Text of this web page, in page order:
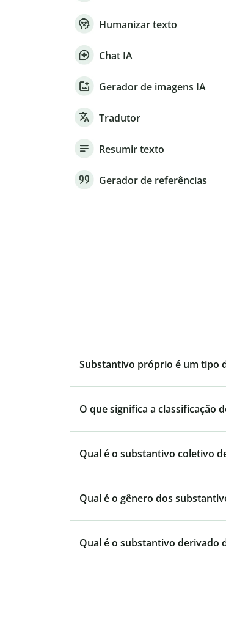
Humanizar texto
Chat IA
Gerador de imagens IA
Tradutor
Resumir texto
Gerador de referências
Substantivo próprio é um tipo
O que significa a classificação
Qual é o substantivo coletivo
Qual é o gênero dos
Qual é o substantivo derivado